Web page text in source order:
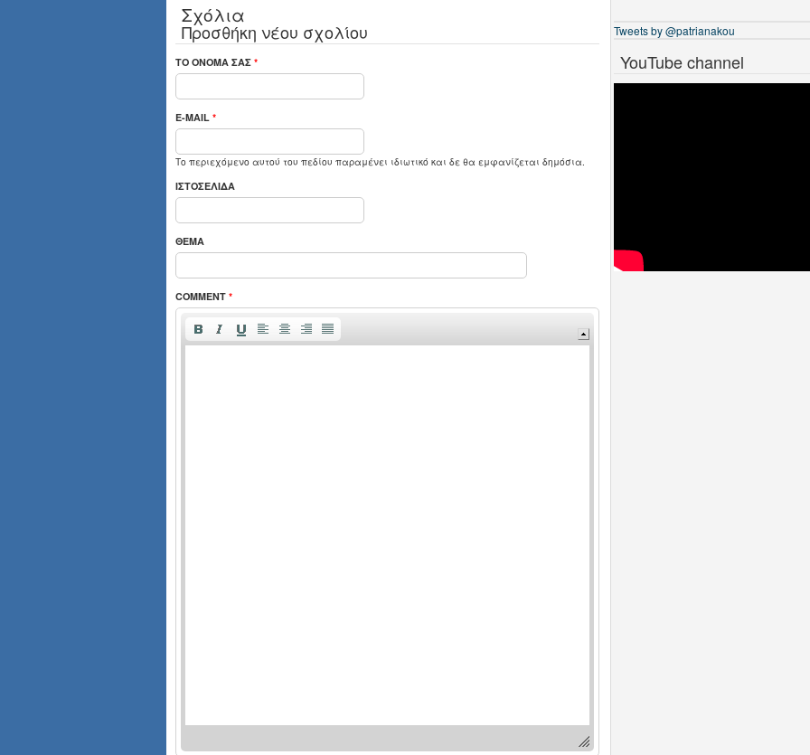
Σχόλια
Προσθήκη νέου σχολίου
ΤΟ ΌΝΟΜΆ ΣΑΣ *
E-MAIL *
Το περιεχόμενο αυτού του πεδίου παραμένει ιδιωτικό και δε θα εμφανίζεται δημόσια.
ΙΣΤΟΣΕΛΊΔΑ
ΘΈΜΑ
COMMENT *
Tweets by @patrianakou
YouTube channel